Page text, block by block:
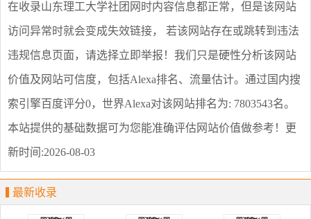
在收录山东理工大学社团网 时内容信息都正常，但是该网站
访问异常时就会变成失效链接， 若该网站存在或跳转到违法
违规信息页面，请选择立即举报 ！我们只是硬性分析该网站
价值及网站可信度，包括Alexa排名、流量估计。通过国内搜
索引擎百度评分0，世界Alexa对该网站排名为: 7803543名。
本站提供的基础数据可为您能准确评估网站价值做参考！ 更
新时间:2026-08-03
最新收录